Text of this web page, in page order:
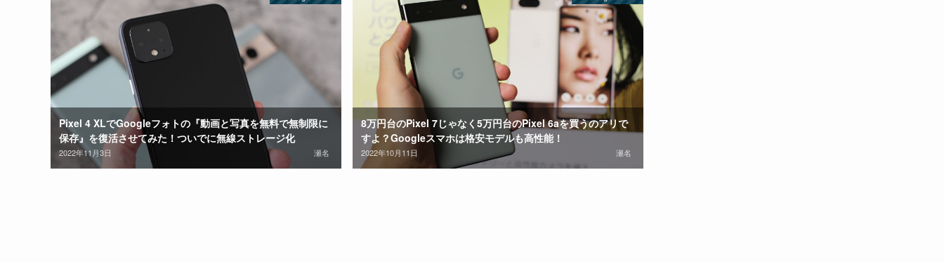
Pixel 4 XLでGoogleフォトの『動画と写真を無料で無制限に
保存』を復活させてみた！ついでに無線ストレージ化
2022年11月3日 瀬名
8万円台のPixel 7じゃなく5万円台のPixel 6aを買うのアリで
すよ？Googleスマホは格安モデルも高性能！
2022年10月11日 瀬名